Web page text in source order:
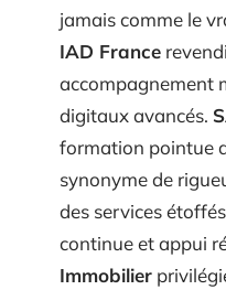
jamais comme le
IAD France
accompagnement
digitaux avancés.
formation pointue
synonyme de
des services
continue et appui
Immobilier